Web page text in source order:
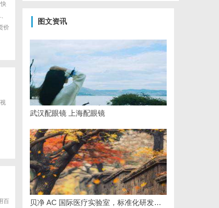
价
百
图文资讯
武汉配眼镜 上海配眼镜
贝净 AC 国际医疗实验室，标准化研发体系全解析